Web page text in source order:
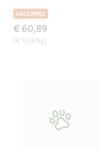
LAGE PRIJS
€ 60,89
(€ 5,07/kg)